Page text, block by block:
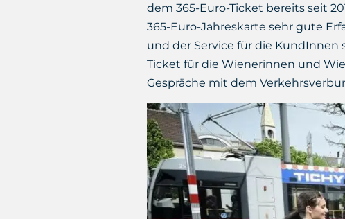
dem 365-Euro-Ticket bereits seit
365-Euro-Jahreskarte sehr gute
und der Service für die KundInnen
Ticket für die Wienerinnen und
Gespräche mit dem